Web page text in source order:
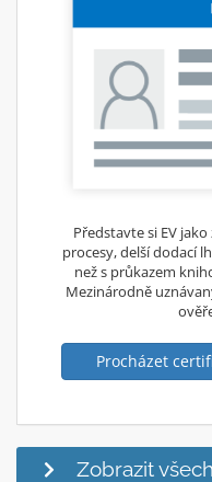
Představte si EV
procesy, delší dodací
než s průkazem
Mezinárodně
Procházet
Zobrazit